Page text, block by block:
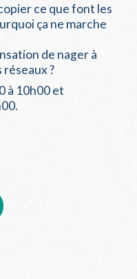
ce que font les
ça ne marche
de nager à
?
à 10h00 et